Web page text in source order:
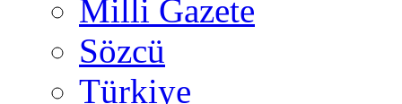
Milli Gazete
Sözcü
Türkiye